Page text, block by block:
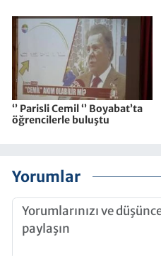
‘’ Parisli Cemil ‘’ Boyabat’ta
öğrencilerle buluştu
Yorumlar